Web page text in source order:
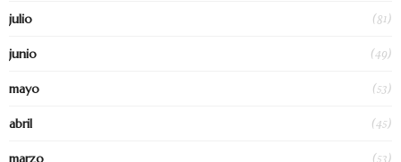
julio (81)
junio (49)
mayo (53)
abril (45)
marzo (53)